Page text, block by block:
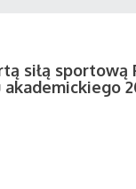
siłą sportową